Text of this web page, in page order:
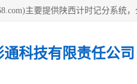
科技有限责任公司